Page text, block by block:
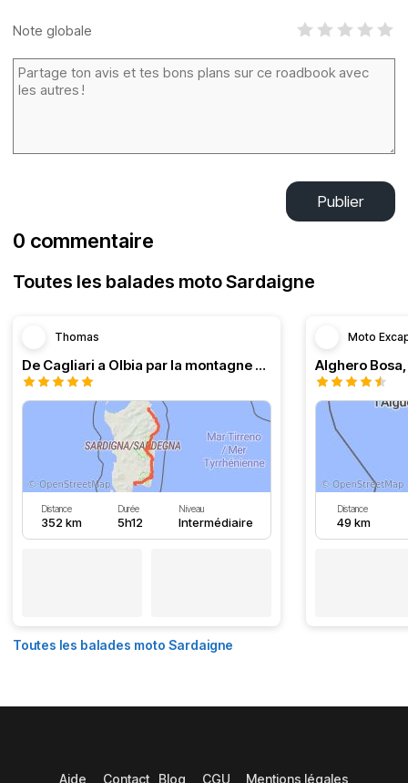
Note globale
Publier
0 commentaire
Toutes les balades moto Sardaigne
Thomas
De Cagliari a Olbia par la montagne Sarde.
Distance
352 km
Durée
5h12
Niveau
Intermédiaire
Moto
Distance
49 km
Toutes les balades moto Sardaigne
Aide Contact Blog CGU Mentions légales